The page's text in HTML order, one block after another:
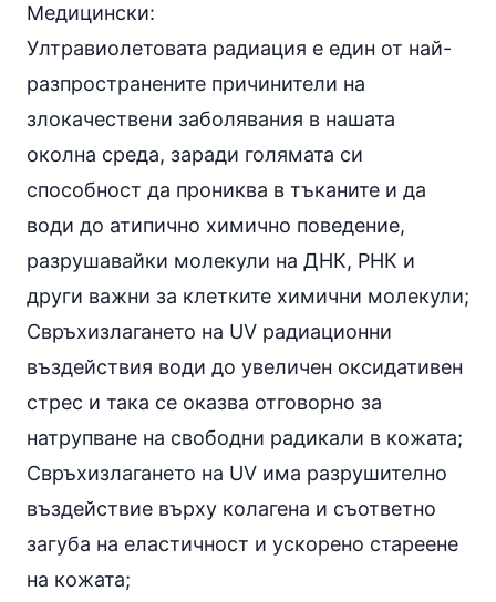
Медицински:
Ултравиолетовата радиация е един от най-
разпространените причинители на
злокачествени заболявания в нашата
околна среда, заради голямата си
способност да прониква в тъканите и да
води до атипично химично поведение,
разрушавайки молекули на ДНК, РНК и
други важни за клетките химични молекули;
Свръхизлагането на UV радиационни
въздействия води до увеличен оксидативен
стрес и така се оказва отговорно за
натрупване на свободни радикали в кожата;
Свръхизлагането на UV има разрушително
въздействие върху колагена и съответно
загуба на еластичност и ускорено стареене
на кожата;